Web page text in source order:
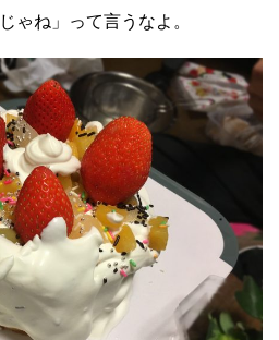
ゃね」って言うなよ。